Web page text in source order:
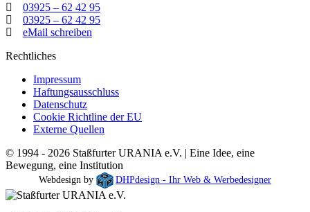
03925 – 62 42 95
03925 – 62 42 95
eMail schreiben
Rechtliches
Impressum
Haftungsausschluss
Datenschutz
Cookie Richtline der EU
Externe Quellen
© 1994 - 2026 Staßfurter URANIA e.V. | Eine Idee, eine
Bewegung, eine Institution
Webdesign by DHPdesign - Ihr Web & Werbedesigner